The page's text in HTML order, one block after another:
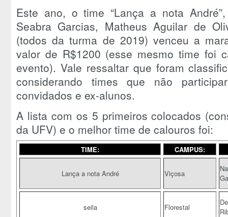
Este ano, o time “Lança a nota André
Seabra Garcias, Matheus Aguilar de
(todos da turma de 2019) venceu a
valor de R$1200 (esse mesmo time foi
evento). Vale ressaltar que foram
considerando times que não
convidados e ex-alunos.
A lista com os 5 primeiros colocados
da UFV) e o melhor time de calouros foi:
TIME: CAMPUS:
Lança a nota André Viçosa
seila Florestal